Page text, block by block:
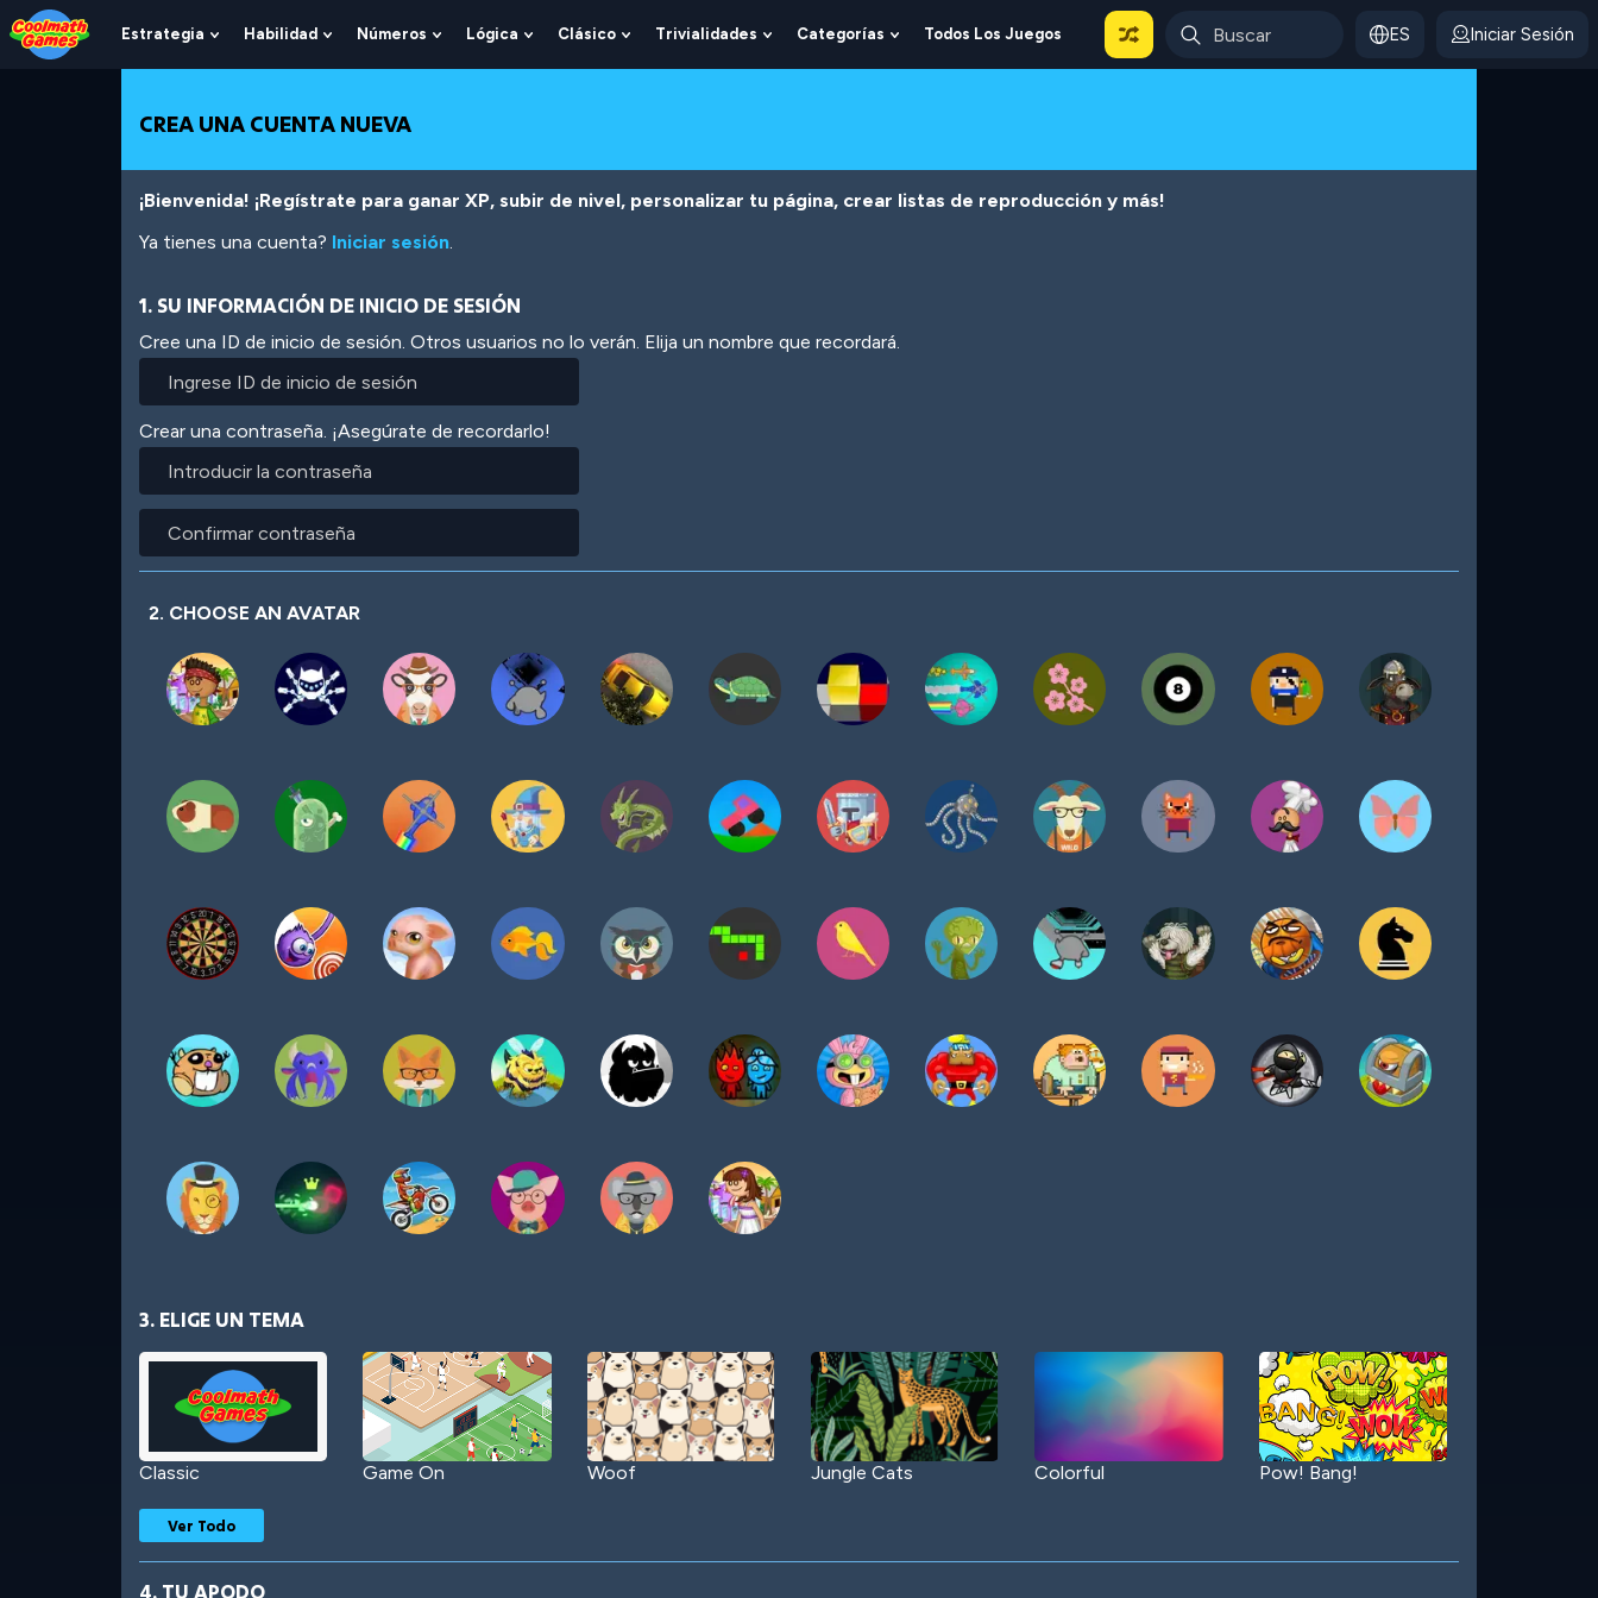
Skip
to
Top
Skip
to
Navigation
Skip
to
Main
Skip
to
Footer
Pasar
al
contenido
Estrategia
Show
Submenu
Estrategia
Habilidad
Show
Submenu
Habilidad
Números
Show
Submenu
Lógica
Show
Submenu
Clásico
Show
Submenu
Trivialidades
Show
Submenu
Categorías
Show
Submenu
Todos Los Juegos ES Iniciar Sesión
CREA UNA CUENTA NUEVA
¡Bienvenida! ¡Regístrate para ganar XP, subir de nivel, personalizar tu página, crear listas de reproducción y más!
Ya tienes una cuenta? Iniciar sesión.
1. SU INFORMACIÓN DE INICIO DE SESIÓN
Cree una ID de inicio de sesión. Otros usuarios no lo verán. Elija un nombre que recordará.
Crear una contraseña. ¡Asegúrate de recordarlo!
contraseña
contraseña
2. CHOOSE AN AVATAR
3. ELIGE UN TEMA
Classic Game On Woof Jungle Cats Colorful Pow! Bang!
Ver Todo
4. TU APODO